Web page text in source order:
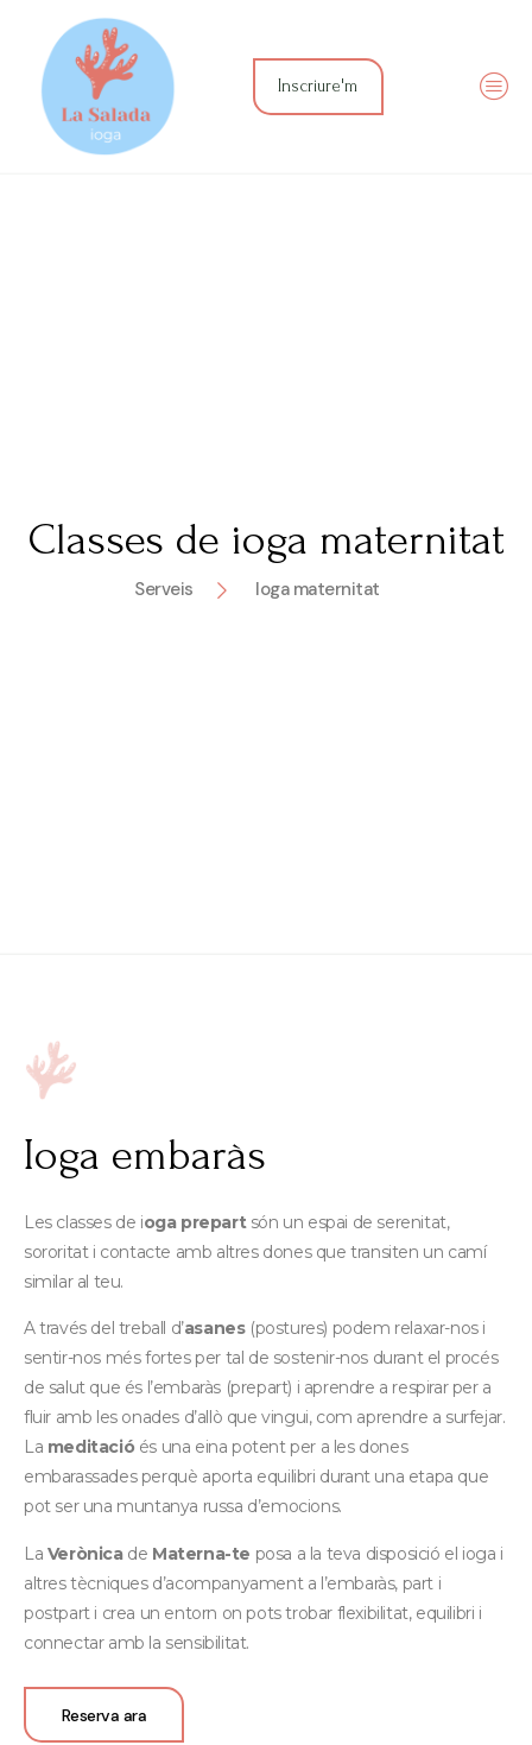
Inscriure'm
Classes de ioga maternitat
Serveis Ioga maternitat
Ioga embaràs
Les classes de iogaprepart són un espai de serenitat,
sororitat i contacte amb altres dones que transiten un camí
similar al teu.
A través del treball d’asanes(postures) podem relaxar-nos i
sentir-nos més fortes per tal de sostenir-nos durant el procés
de salut que és l’embaràs (prepart) i aprendre a respirar per a
fluir amb les onades d’allò que vingui, com aprendre a surfejar.
La meditació és una eina potent per a les dones
embarassades perquè aporta equilibri durant una etapa que
pot ser una muntanya russa d’emocions.
La Verònica de Materna-te posa a la teva disposició el ioga i
altres tècniques d’acompanyament a l’embaràs, part i
postpart i crea un entorn on pots trobar flexibilitat, equilibri i
connectar amb la sensibilitat.
Reserva ara